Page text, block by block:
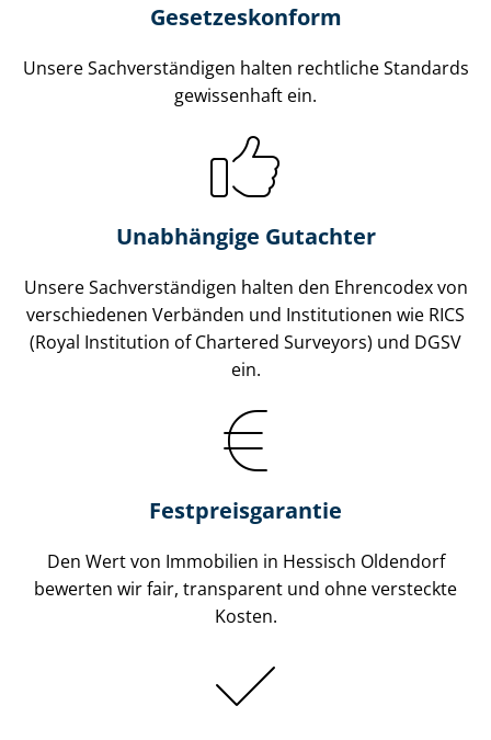
Gesetzes­konform
Unsere Sach­ver­stän­di­gen halten rechtliche Standards
gewissenhaft ein.
Unabhängige Gutachter
Unsere Sach­ver­stän­di­gen halten den Ehrencodex von
verschiedenen Verbänden und Institutionen wie RICS
(Royal Institution of Chartered Surveyors) und DGSV
ein.
Festpreis​garantie
Den Wert von Immobilien in Hessisch Oldendorf
bewerten wir fair, transparent und ohne versteckte
Kosten.